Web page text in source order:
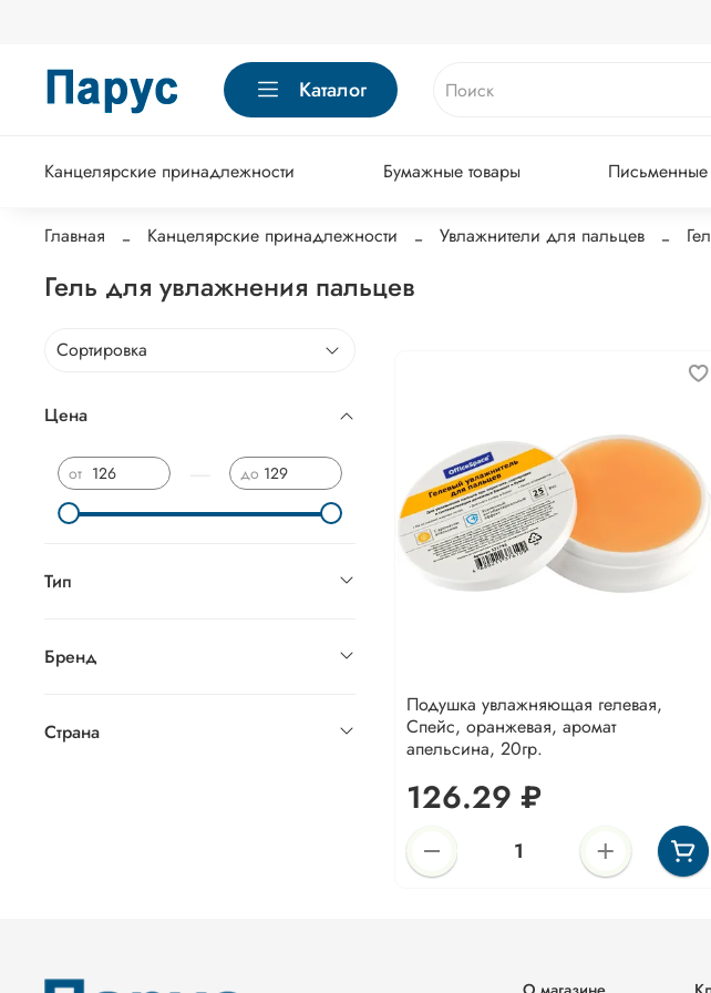
Каталог
Канцелярские принадлежности Бумажные товары
Главная Канцелярские принадлежности Увлажнители для пальцев
Гель для увлажнения пальцев
Подушка увлажняющая гелевая,
Спейс, оранжевая, аромат
апельсина, 20гр.
126.29 ₽
Цена
от до
Тип
Бренд
Страна